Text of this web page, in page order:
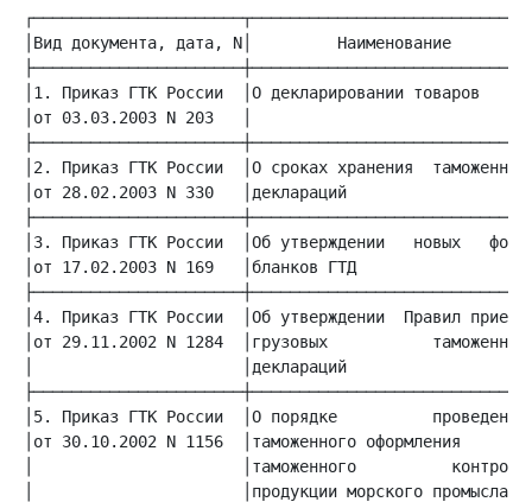
│Вид документа, дата, N│         Наименование
│1. Приказ ГТК России  │О декларировании товаров
│от 03.03.2003 N 203   │
│2. Приказ ГТК России  │О сроках хранения
│от 28.02.2003 N 330   │деклараций
│3. Приказ ГТК России  │Об утверждении   новых
│от 17.02.2003 N 169   │бланков ГТД
│4. Приказ ГТК России  │Об утверждении  Правил
│от 29.11.2002 N 1284  │грузовых
│                      │деклараций
│5. Приказ ГТК России  │О порядке
│от 30.10.2002 N 1156  │таможенного оформления
│                      │таможенного
│                      │продукции морского